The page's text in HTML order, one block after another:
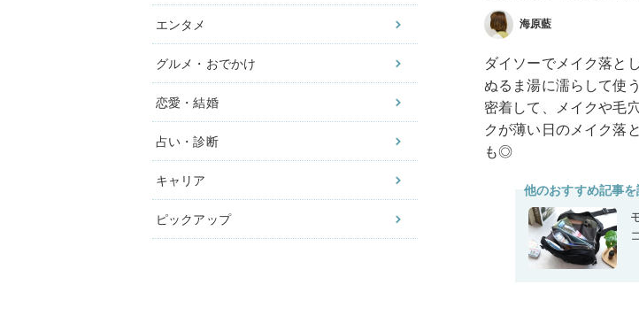
エンタメ
グルメ・おでかけ
恋愛・結婚
占い・診断
キャリア
ピックアップ
海原藍
ダイソーでメイク落と
ぬるま湯に濡らして使
密着して、メイクや毛
クが薄い日のメイク落
も◎
他のおすすめ記事